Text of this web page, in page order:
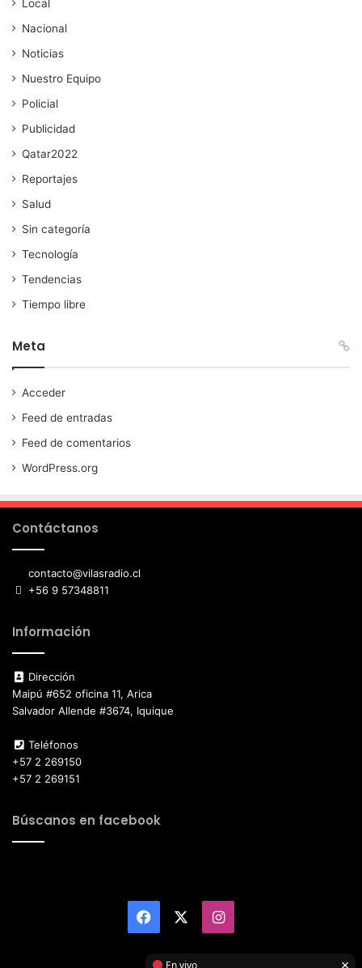
Local
Nacional
Noticias
Nuestro Equipo
Policial
Publicidad
Qatar2022
Reportajes
Salud
Sin categoría
Tecnología
Tendencias
Tiempo libre
Meta
Acceder
Feed de entradas
Feed de comentarios
WordPress.org
Contáctanos
contacto@vilasradio.cl
+56 9 57348811
Información
Dirección
Maipú #652 oficina 11, Arica
Salvador Allende #3674, Iquique
Teléfonos
+57 2 269150
+57 2 269151
Búscanos en facebook
Facebook Instagram
En vivo